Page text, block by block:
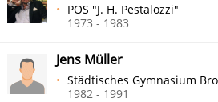
POS "J. H. Pestalozzi"
1973 - 1983
Jens Müller
Städtisches Gymnasium
1982 - 1991